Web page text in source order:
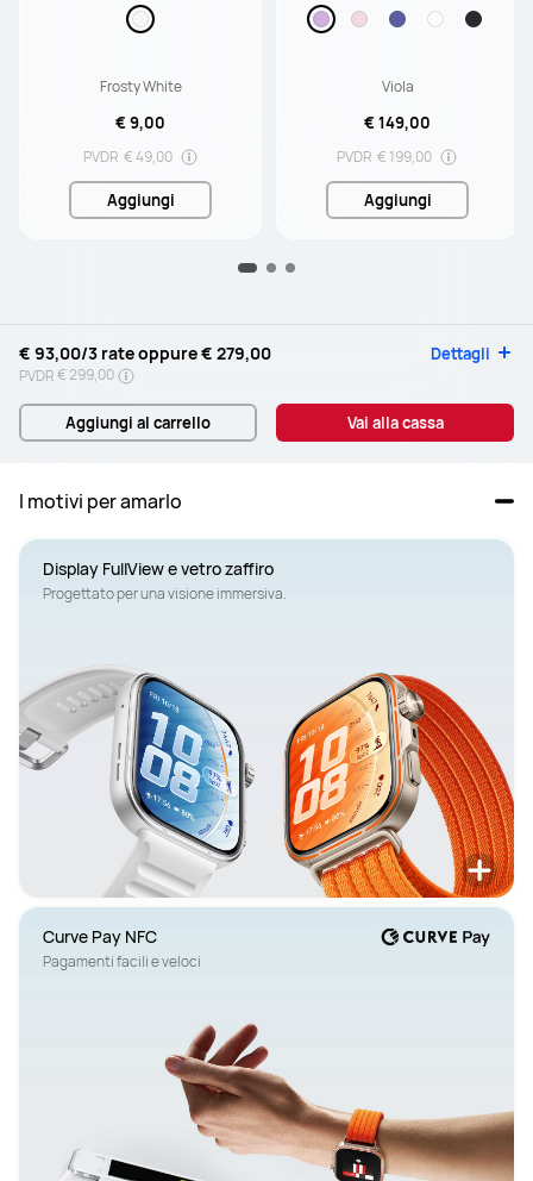
Frosty White
€ 9,00
PVDR € 49,00
Aggiungi
meabilità IP57
Viola
€ 149,00
PVDR € 199,00
Aggiungi
€ 93,00/3 rate oppure€ 279,00 Dettagli
PVDR€ 299,00
Aggiungi al carrello Vai alla cassa
I motivi per amarlo
Display FullView e vetro zaffiro
Curve Pay NFC
Pagamenti facili e veloci